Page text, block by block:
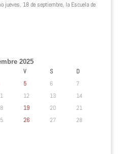
jueves, 18 de septiembre, la Escuela de
2025
V S
D
5 6
7
12 13
14
19 20
21
26 27
28